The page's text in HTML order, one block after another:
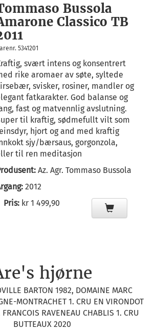
Bussola
Classico TB
5341201
svært intens og konsentrert
rike aromaer av søte, syltede
svisker, rosiner, mandler og
fatkarakter. God balanse og
fast og matvennlig avslutning.
til kraftig, sødmefullt vilt som
hjort og and med kraftig
sjy/bærsaus, gorgonzola,
til ren meditasjon
Az. Agr. Tommaso Bussola
2012
Pris: kr 1 499,90
hjørne
BARTON 1982, DOMAINE MARC
MONTRACHET 1. CRU EN VIRONDOT
RAVENEAU CHABLIS 1. CRU
BUTTEAUX 2020